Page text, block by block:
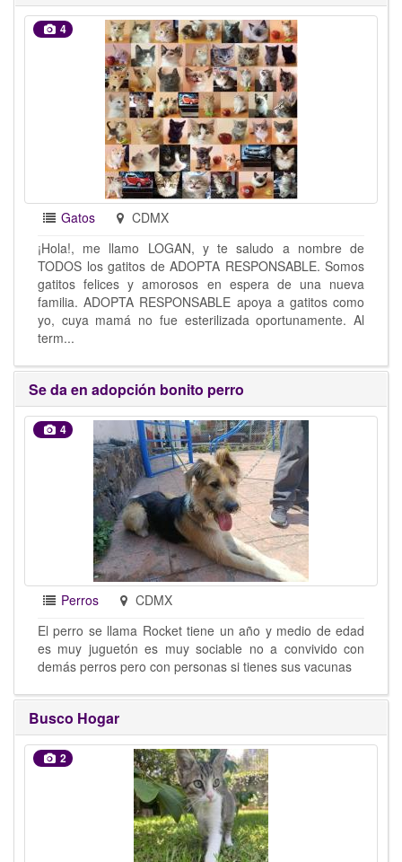
4
Gatos
CDMX
¡Hola!, me llamo LOGAN, y te saludo a nombre de
TODOS los gatitos de ADOPTA RESPONSABLE. Somos
gatitos felices y amorosos en espera de una nueva
familia. ADOPTA RESPONSABLE apoya a gatitos como
yo, cuya mamá no fue esterilizada oportunamente. Al
term...
Se da en adopción bonito perro
4
Perros
CDMX
El perro se llama Rocket tiene un año y medio de edad
es muy juguetón es muy sociable no a convivido con
demás perros pero con personas si tienes sus vacunas
Busco Hogar
2